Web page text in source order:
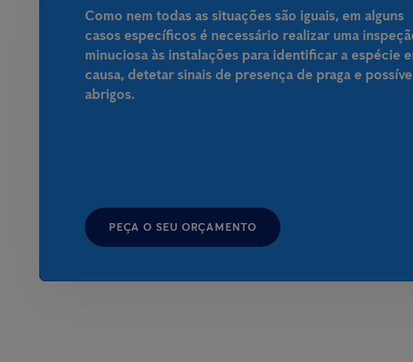
Como nem todas as situações são iguais, em alguns
casos específicos é necessário realizar uma
minuciosa às instalações para identificar a espécie
causa, detetar sinais de presença de praga e
abrigos.
PEÇA O SEU ORÇAMENTO